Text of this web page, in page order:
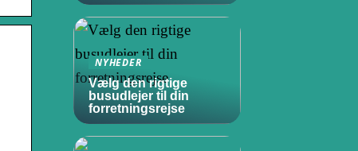
NYHEDER
Vælg den rigtige
busudlejer til din
forretningsrejse